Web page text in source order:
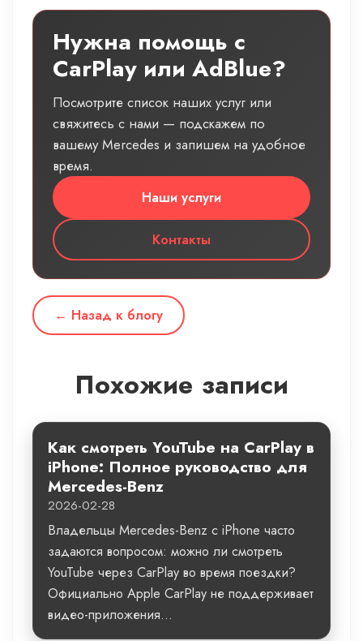
Нужна помощь с
CarPlay или AdBlue?
Посмотрите список наших услуг или
свяжитесь с нами — подскажем по
вашему Mercedes и запишем на удобное
время.
Наши услуги
Контакты
← Назад к блогу
Похожие записи
Как смотреть YouTube на CarPlay в
iPhone: Полное руководство для
Mercedes-Benz
2026-02-28
Владельцы Mercedes-Benz с iPhone часто
задаются вопросом: можно ли смотреть
YouTube через CarPlay во время поездки?
Официально Apple CarPlay не поддерживает
видео-приложения...